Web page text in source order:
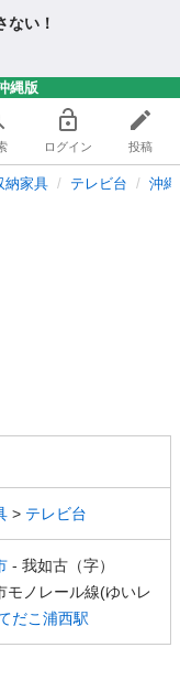
ない！
縄版
ログイン 投稿
納家具 テレビ台 沖
> テレビ台
- 我如古（字）
モノレール線(ゆいレ
だこ浦西駅